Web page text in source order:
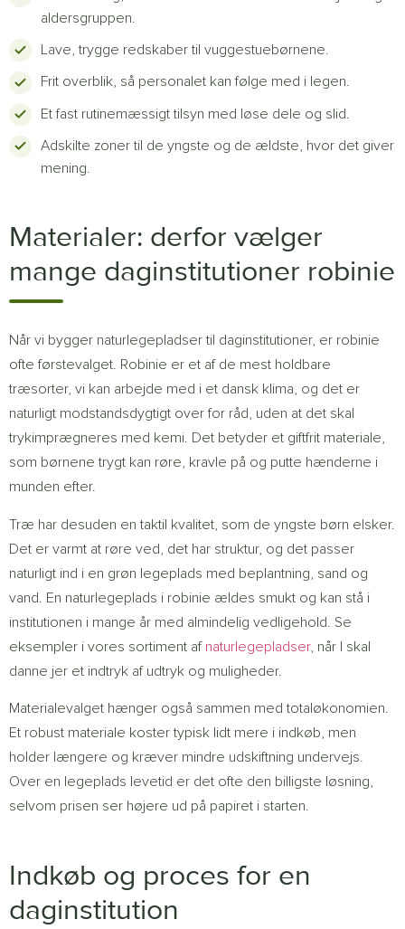
aldersgruppen.
Lave, trygge redskaber til vuggestuebørnene.
Frit overblik, så personalet kan følge med i legen.
Et fast rutinemæssigt tilsyn med løse dele og slid.
Adskilte zoner til de yngste og de ældste, hvor det giver
mening.
Materialer: derfor vælger
mange daginstitutioner robinie
Når vi bygger naturlegepladser til daginstitutioner, er robinie
ofte førstevalget. Robinie er et af de mest holdbare
træsorter, vi kan arbejde med i et dansk klima, og det er
naturligt modstandsdygtigt over for råd, uden at det skal
trykimprægneres med kemi. Det betyder et giftfrit materiale,
som børnene trygt kan røre, kravle på og putte hænderne i
munden efter.
Træ har desuden en taktil kvalitet, som de yngste børn elsker.
Det er varmt at røre ved, det har struktur, og det passer
naturligt ind i en grøn legeplads med beplantning, sand og
vand. En naturlegeplads i robinie ældes smukt og kan stå i
institutionen i mange år med almindelig vedligehold. Se
eksempler i vores sortiment af naturlegepladser, når I skal
danne jer et indtryk af udtryk og muligheder.
Materialevalget hænger også sammen med totaløkonomien.
Et robust materiale koster typisk lidt mere i indkøb, men
holder længere og kræver mindre udskiftning undervejs.
Over en legeplads levetid er det ofte den billigste løsning,
selvom prisen ser højere ud på papiret i starten.
Indkøb og proces for en
daginstitution